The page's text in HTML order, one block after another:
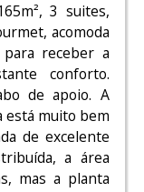
3 suites,
acomoda
receber a
conforto.
de apoio. A
está muito bem
de excelente
a área
mas a planta